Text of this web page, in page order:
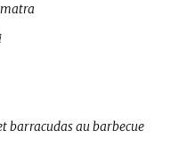
barracudas au barbecue